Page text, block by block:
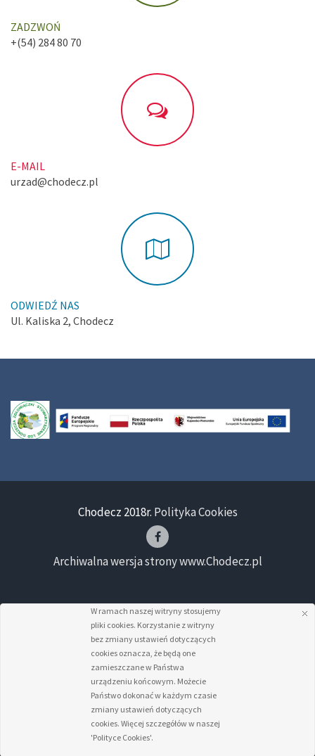
ZADZWOŃ
+(54) 284 80 70
E-MAIL
urzad@chodecz.pl
ODWIEDŹ NAS
Ul. Kaliska 2, Chodecz
Chodecz 2018r. Polityka Cookies
Archiwalna wersja strony www.Chodecz.pl
W ramach naszej witryny stosujemy
pliki cookies. Korzystanie z witryny
bez zmiany ustawień dotyczących
cookies oznacza, że będą one
zamieszczane w Państwa
urządzeniu końcowym. Możecie
Państwo dokonać w każdym czasie
zmiany ustawień dotyczących
cookies. Więcej szczegółów w naszej
'Polityce Cookies'.